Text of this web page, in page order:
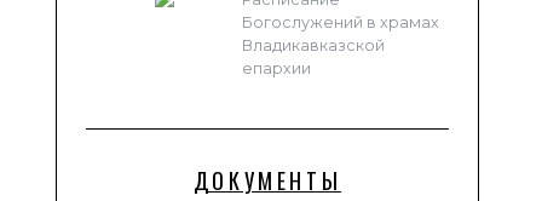
Богослужений в храмах
Владикавказской
епархии
ДОКУМЕНТЫ